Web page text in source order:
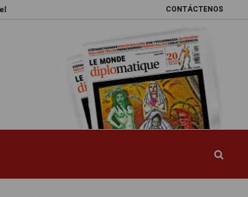
CONTÁCTENOS
La esquiva reforma del